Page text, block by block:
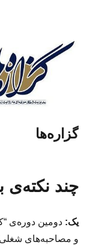
گزاره‌ها
چند
یک: دومین دوره‌ی
و مصاحبه‌های